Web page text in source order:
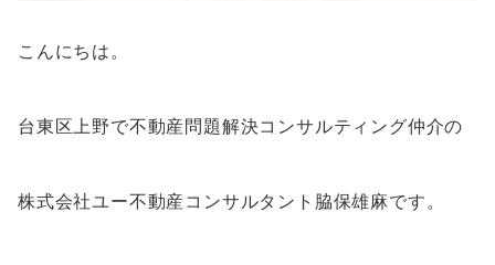
こんにちは。
台東区上野で不動産問題解決コンサルティング仲介の
株式会社ユー不動産コンサルタント脇保雄麻です。